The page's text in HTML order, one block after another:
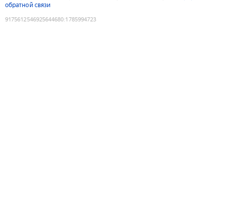
обратной связи
9175612546925644680:1785994723